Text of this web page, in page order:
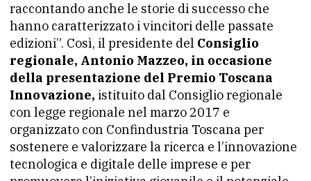
raccontando anche le storie di successo che
hanno caratterizzato i vincitori delle passate
edizioni”. Così, il presidente del Consiglio
regionale, Antonio Mazzeo, in occasione
della presentazione del Premio Toscana
Innovazione, istituito dal Consiglio regionale
con legge regionale nel marzo 2017 e
organizzato con Confindustria Toscana per
sostenere e valorizzare la ricerca e l’innovazione
tecnologica e digitale delle imprese e per